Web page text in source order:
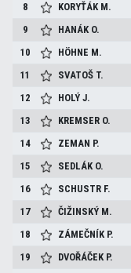
8
KORYŤÁK M.
9
HANÁK O.
10
HÖHNE M.
11
SVATOŠ T.
12
HOLÝJ.
13
KREMSER O.
14
ZEMAN P.
15
SEDLÁK O.
16
SCHUSTR F.
17
ČIŽINSKÝ M.
18
ZÁMEČNÍK P.
19
DVOŘÁČEK P.